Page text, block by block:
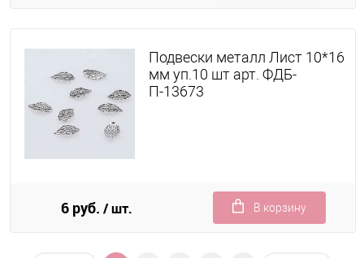
Подвески металл Лист 10*16
мм уп.10 шт арт. ФДБ-
П-13673
6 руб. / шт. В корзину